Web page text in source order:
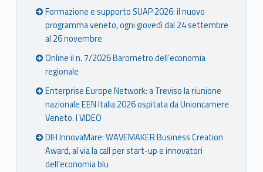
Formazione e supporto SUAP 2026: il nuovo
programma veneto, ogni giovedì dal 24 settembre
al 26 novembre
Online il n. 7/2026 Barometro dell’economia
regionale
Enterprise Europe Network: a Treviso la riunione
nazionale EEN Italia 2026 ospitata da Unioncamere
Veneto. I VIDEO
DIH InnovaMare: WAVEMAKER Business Creation
Award, al via la call per start-up e innovatori
dell’economia blu